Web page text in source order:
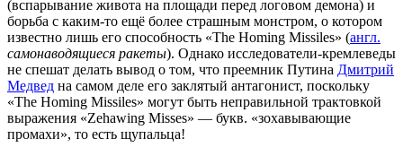
(вспарывание живота на площади перед логовом демона) и
борьба с каким-то ещё более страшным монстром, о котором
известно лишь его способность «The Homing Missiles» (англ.
самонаводящиеся ракеты). Однако исследователи-кремлеведы
не спешат делать вывод о том, что преемник Путина Дмитрий
Медвед на самом деле его заклятый антагонист, поскольку
«The Homing Missiles» могут быть неправильной трактовкой
выражения «Zehawing Misses» — букв. «зохавывающие
промахи», то есть щупальца!